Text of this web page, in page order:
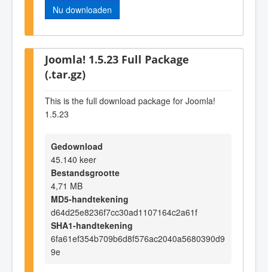
Nu downloaden
Joomla! 1.5.23 Full Package
(.tar.gz)
This is the full download package for Joomla!
1.5.23
Gedownload
45.140 keer
Bestandsgrootte
4,71 MB
MD5-handtekening
d64d25e8236f7cc30ad1107164c2a61f
SHA1-handtekening
6fa61ef354b709b6d8f576ac2040a5680390d9
9e